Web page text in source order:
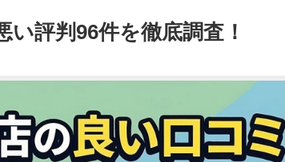
評判96件を徹底調査！